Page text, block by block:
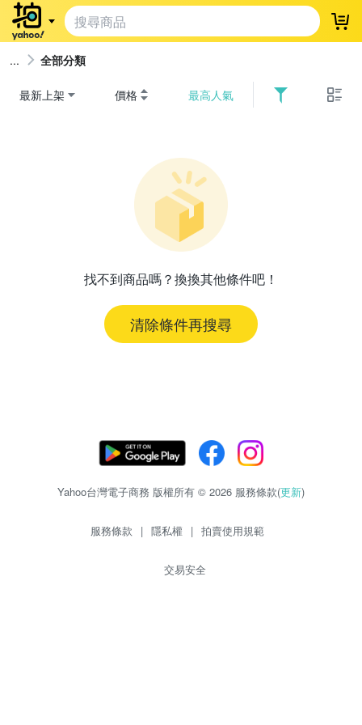
登
全部分類
最新上架 價格 最高人氣
找不到商品嗎？換換其他條件吧！
清除條件再搜尋
Yahoo台灣電子商務 版權所有 © 2026 服務條款(更新)
服務條款 | 隱私權 | 拍賣使用規範
交易安全